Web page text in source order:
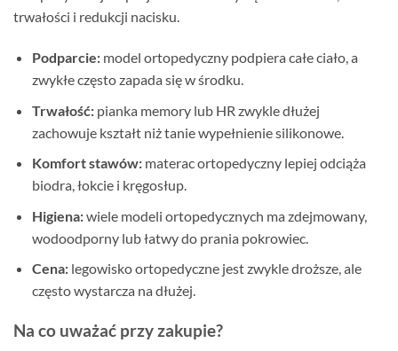
trwałości i redukcji nacisku.
Podparcie:model ortopedyczny podpiera całe ciało, a
zwykłe często zapada się w środku.
Trwałość:pianka memory lub HR zwykle dłużej
zachowuje kształt niż tanie wypełnienie silikonowe.
Komfort stawów:materac ortopedyczny lepiej odciąża
biodra, łokcie i kręgosłup.
Higiena:wiele modeli ortopedycznych ma zdejmowany,
wodoodporny lub łatwy do prania pokrowiec.
Cena:legowisko ortopedyczne jest zwykle droższe, ale
często wystarcza na dłużej.
Na co uważać przy zakupie?